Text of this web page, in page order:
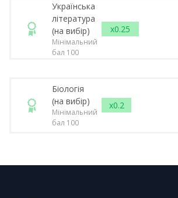
Українська
література
(на вибір)
Мінімальний
бал 100
x0.25
Біологія
(на вибір)
Мінімальний
бал 100
x0.2